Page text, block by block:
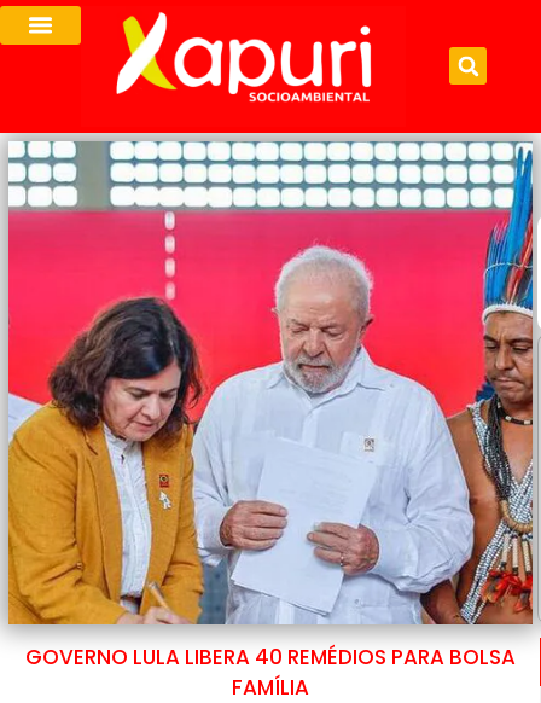
GOVERNO LULA LIBERA 40 REMÉDIOS PARA BOLSA
FAMÍLIA